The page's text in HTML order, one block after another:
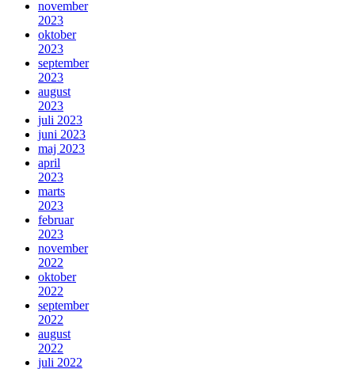
november
2023
oktober
2023
september
2023
august
2023
juli 2023
juni 2023
maj 2023
april
2023
marts
2023
februar
2023
november
2022
oktober
2022
september
2022
august
2022
juli 2022